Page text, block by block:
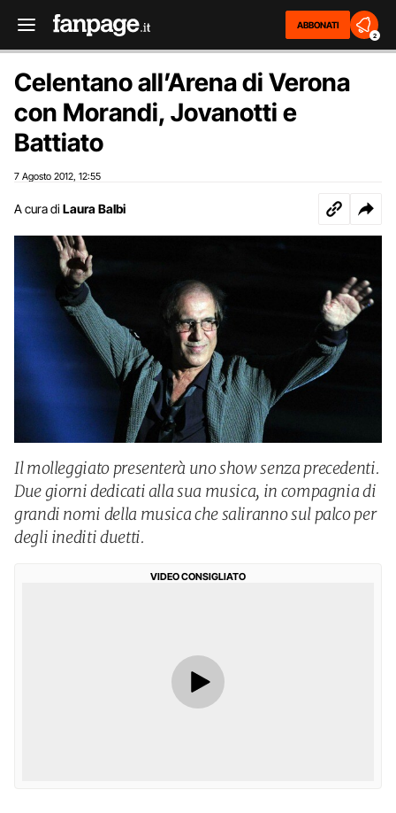
ABBONATI
2
Celentano all’Arena di Verona
con Morandi, Jovanotti e
Battiato
7 Agosto 2012 12:55
A cura di Laura Balbi
Il molleggiato presenterà uno show senza precedenti.
Due giorni dedicati alla sua musica, in compagnia di
grandi nomi della musica che saliranno sul palco per
degli inediti duetti.
VIDEO CONSIGLIATO